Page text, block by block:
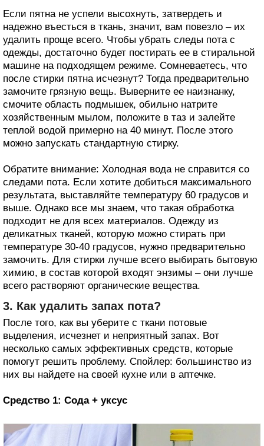
Если пятна не успели высохнуть, затвердеть и
надежно въесться в ткань, значит, вам повезло – их
удалить проще всего. Чтобы убрать следы пота с
одежды, достаточно будет постирать ее в стиральной
машине на подходящем режиме. Сомневаетесь, что
после стирки пятна исчезнут? Тогда предварительно
замочите грязную вещь. Выверните ее наизнанку,
смочите область подмышек, обильно натрите
хозяйственным мылом, положите в таз и залейте
теплой водой примерно на 40 минут. После этого
можно запускать стандартную стирку.
Обратите внимание: Холодная вода не справится со
следами пота. Если хотите добиться максимального
результата, выставляйте температуру 60 градусов и
выше. Однако все мы знаем, что такая обработка
подходит не для всех материалов. Одежду из
деликатных тканей, которую можно стирать при
температуре 30-40 градусов, нужно предварительно
замочить. Для стирки лучше всего выбирать бытовую
химию, в состав которой входят энзимы – они лучше
всего растворяют органические вещества.
3. Как удалить запах пота?
После того, как вы уберите с ткани потовые
выделения, исчезнет и неприятный запах. Вот
несколько самых эффективных средств, которые
помогут решить проблему. Спойлер: большинство из
них вы найдете на своей кухне или в аптечке.
Средство 1: Сода + уксус